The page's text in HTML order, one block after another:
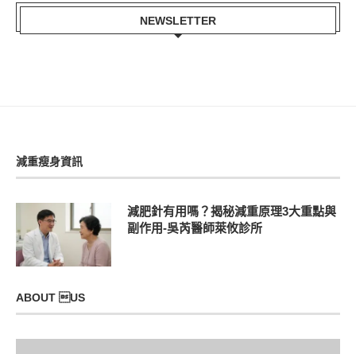
NEWSLETTER
減重瘦身資訊
減肥針有用嗎？揭秘減重原理3大重點與
副作用-吳芮醫師萊攸診所
ABOUT US